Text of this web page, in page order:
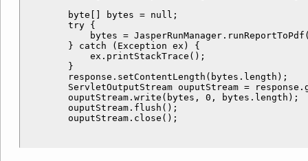
        byte[] bytes = null;
        try {
bytes =
        } catch (Exception ex) {
            ex.printStackTrace();
        }
        response.setContentLength(bytes.length);
ServletOutputStream ouputStream =
        ouputStream.write(bytes, 0, bytes.length);
        ouputStream.flush();